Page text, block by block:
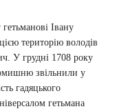
Івану
територію володів
У грудні 1708 року
звільнили у
гадяцького
гетьмана